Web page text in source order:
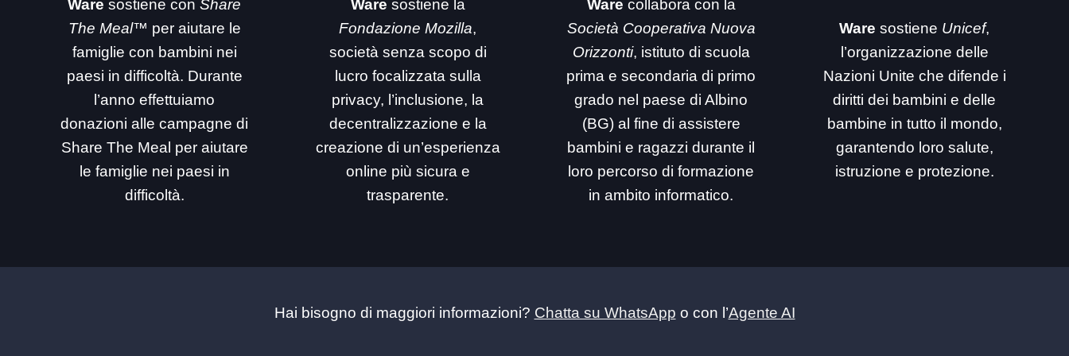
Ware sostiene conShare
The Meal™ per aiutare le
famiglie con bambini nei
paesi in difficoltà. Durante
l’anno effettuiamo
donazioni alle campagne di
Share The Meal per aiutare
le famiglie nei paesi in
difficoltà.
Ware sostiene la
Fondazione Mozilla,
società senza scopo di
lucro focalizzata sulla
privacy, l’inclusione, la
decentralizzazione e la
creazione di un’esperienza
online più sicura e
trasparente.
Ware collabora con la
Società Cooperativa Nuova
Orizzonti, istituto di scuola
prima e secondaria di primo
grado nel paese di Albino
(BG) al fine di assistere
bambini e ragazzi durante il
loro percorso di formazione
in ambito informatico.
Ware sostiene Unicef,
l’organizzazione delle
Nazioni Unite che difende i
diritti dei bambini e delle
bambine in tutto il mondo,
garantendo loro salute,
istruzione e protezione.
Hai bisogno di maggiori informazioni? Chatta su WhatsApp o con l’Agente AI